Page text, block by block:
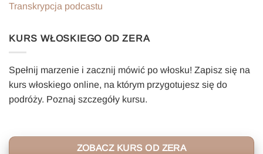
Transkrypcja podcastu
KURS WŁOSKIEGO OD ZERA
Spełnij marzenie i zacznij mówić po włosku! Zapisz się na
kurs włoskiego online, na którym przygotujesz się do
podróży. Poznaj szczegóły kursu.
ZOBACZ KURS OD ZERA